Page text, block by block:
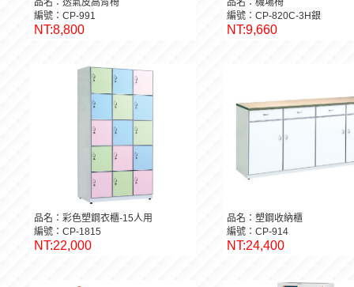
品名：透氣皮高背椅
編號：CP-991
NT:8,800
品名：機場椅
編號：CP-820C-3H銀
NT:9,660
品名：彩色塑鋼衣櫃-15人用
編號：CP-1815
NT:22,000
品名：塑鋼收納櫃
編號：CP-914
NT:24,400